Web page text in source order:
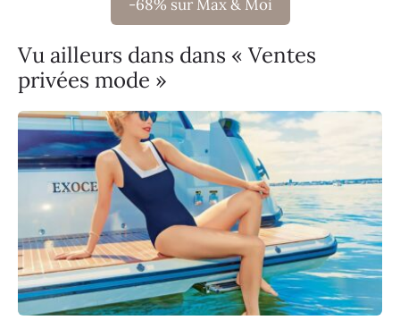
-68% sur Max & Moi
Vu ailleurs dans dans « Ventes
privées mode »